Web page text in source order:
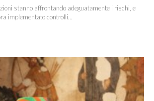
stanno affrontando adeguatamente i rischi, e
implementato controlli...